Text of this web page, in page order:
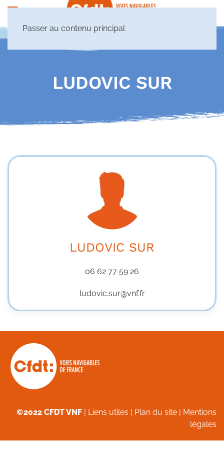
Passer au contenu principal
LUDOVIC SUR
LUDOVIC SUR
06 62 77 59 26
ludovic.sur@vnf.fr
©2022 CFDT VNF | Liens utiles | Plan du site | Mentions
légales